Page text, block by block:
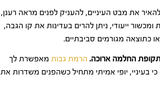
את מבט העיניים, להעניק לפנים מראה רענן,
ומכשור ייעודי, ניתן להרים בעדינות את קו הגבה,
כתוצאה מגורמים סביבתיים.
בתקופת החלמה ארוכה. הרמת גבות מאפשרת לך
בעיניי, יופי אמיתי מתחיל כשהפנים משדרות את